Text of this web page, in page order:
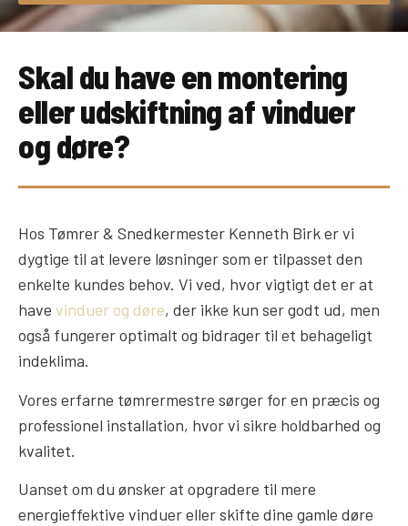
Skal du have en montering
eller udskiftning af vinduer
og døre?
Hos Tømrer & Snedkermester Kenneth Birk er vi
dygtige til at levere løsninger som er tilpasset den
enkelte kundes behov. Vi ved, hvor vigtigt det er at
have vinduer og døre, der ikke kun ser godt ud, men
også fungerer optimalt og bidrager til et behageligt
indeklima.
Vores erfarne tømrermestre sørger for en præcis og
professionel installation, hvor vi sikre holdbarhed og
kvalitet.
Uanset om du ønsker at opgradere til mere
energieffektive vinduer eller skifte dine gamle døre